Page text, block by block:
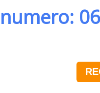
numero: